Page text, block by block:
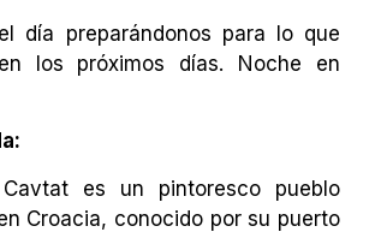
día preparándonos para lo que
los próximos días. Noche en
Cavtat es un pintoresco pueblo
Croacia, conocido por su puerto